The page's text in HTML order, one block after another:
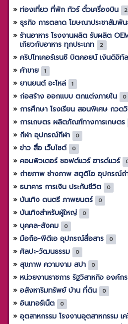
ท่องเที่ยว ที่พัก ทัวร์ ตั๋วเครื่องบิน 2
ธุรกิจ การตลาด โฆษณาประชาสัมพั
ร้านอาหาร โรงงานผลิต รับผลิต
เกียวกับอาหาร ทุกประเภท
2
คริปโทเคอร์เรนซี บิตคอยน์ เงินดิจิทั
ค้าขาย 1
ยานยนต์ อะไหล่ 1
ก่อสร้าง ออกแบบ ตกแต่งภายใน 0
การศึกษา โรงเรียน สอนพิเศษ กวด
การเกษตร ผลิตภัณฑ์ทางการเกษตร
กีฬา อุปกรณ์กีฬา 0
ข่าว สื่อ เว็บไซต์ 0
คอมพิวเตอร์ ซอฟต์แวร์ ฮารด์แวร์
ถ่ายภาพ ช่างภาพ สตูดิโอ อุปกรณ์ถ่
ธนาคาร การเงิน ประกันชีวิต 0
บันเทิง ดนตรี ภาพยนตร์ 0
บันเทิงสำหรับผู้ใหญ่ 0
บุคคล-สังคม 0
มือถือ-พีดีเอ อุปกรณ์สื่อสาร 0
ศิลปะ-วัฒนธรรม 0
สุขภาพ ความงาม สปา 0
หน่วยงานราชการ รัฐวิสาหกิจ องค์กร
อสังหาริมทรัพย์ บ้าน ที่ดิน 0
อินเทอร์เน็ต 0
อุตสาหกรรม โรงงานอุตสาหกรรม เ